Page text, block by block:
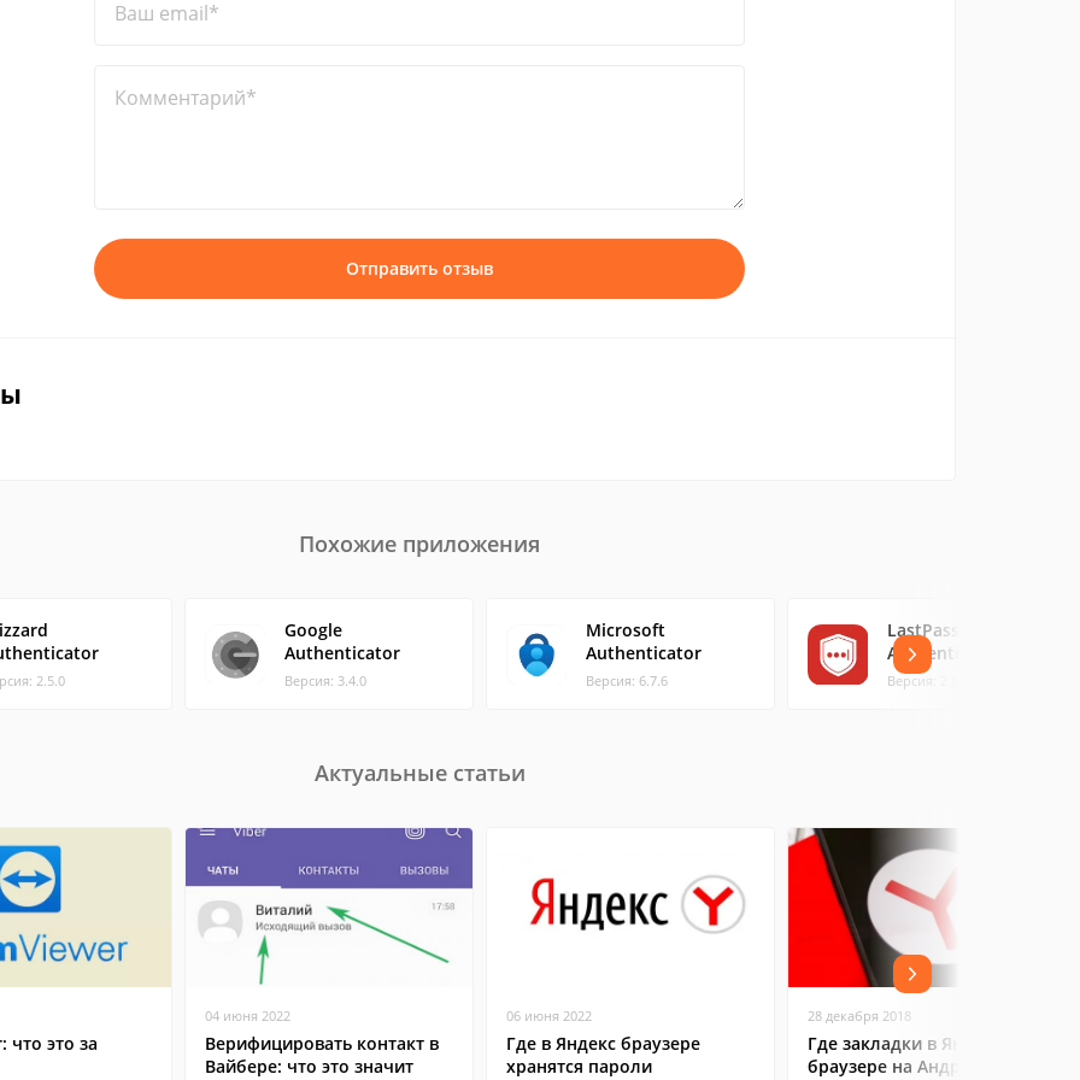
Ваш email*
Комментарий*
Отправить отзыв
Похожие приложения
2.5.0
Google
Authenticator
Версия: 3.4.0
Microsoft
Authenticator
Версия: 6.7.6
LastPass
Authenticator
Версия: 2.8.1
Актуальные статьи
что это за
04 июня 2022
Верифицировать контакт в
Вайбере: что это значит
06 июня 2022
Где в Яндекс браузере
хранятся пароли
28 декабря 2018
Где закладки в Яндекс
браузере на Андроид